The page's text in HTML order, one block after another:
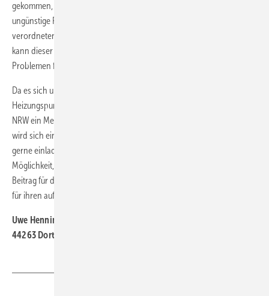
gekommen, wenn Verschleißerscheinungen an den Relais und weitere
ungünstige Parameter zusammentrafen. Durch den von der EU
verordneten ausschließlichen Einsatz von Hocheffizienzpumpen
kann dieser Umstand insbesondere bei Altanlagen künftig häufiger zu
Problemen führen.
Da es sich um ein generelles Thema handelt, wird die
Heizungspumpenindustrie in Verbindung mit dem SHK-Fachverband
NRW ein Merkblatt ausarbeiten und veröffentlichen. Zu diesem Zweck
wird sich eine Arbeitsgruppe zusammenfinden, zu der wir Frau Voges
gerne einladen möchten: Als Teilnehmer der Runde hätte sie die
Möglichkeit, mit ihren Erfahrungen aus der Praxis einen wertvollen
Beitrag für das gesamte Handwerk zu leisten. Wir danken Frau Voges
für ihren aufmerksamen Hinweis in diesem Zusammenhang.
Uwe Henning, Wilo SE
44263 Dortmund